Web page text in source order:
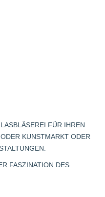
FÜR IHREN
KUNSTMARKT ODER
FASZINATION DES